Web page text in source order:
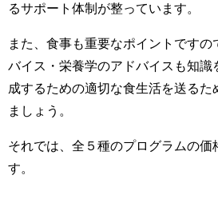
るサポート体制が整っています。
また、食事も重要なポイントですの
バイス・栄養学のアドバイスも知識
成するための適切な食生活を送るた
ましょう。
それでは、全５種のプログラムの価
す。